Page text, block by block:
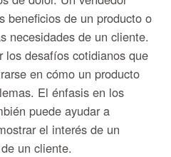
beneficios de un producto o
necesidades de un cliente.
los desafíos cotidianos que
en cómo un producto
El énfasis en los
puede ayudar a
el interés de un
un cliente.